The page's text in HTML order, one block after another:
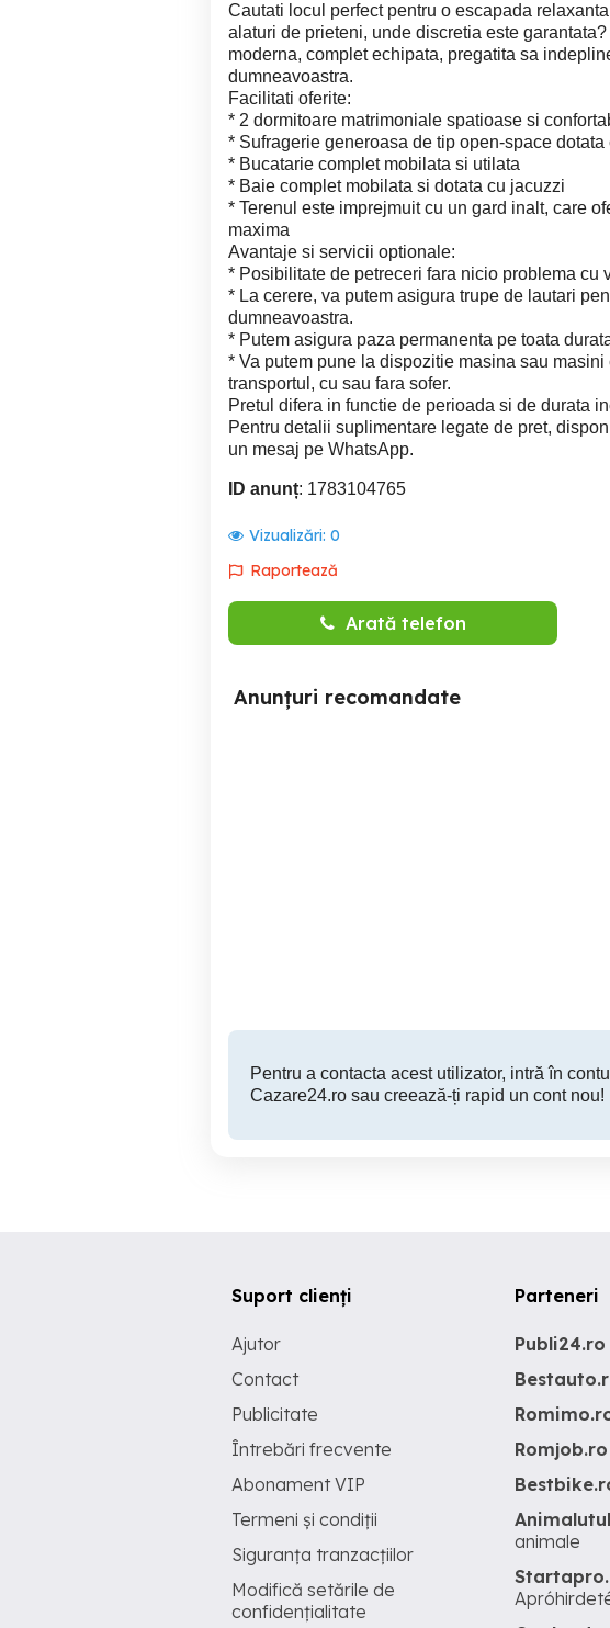
Cautati locul perfect pentru o escapada
alaturi de prieteni, unde discretia este
moderna, complet echipata, pregatita sa
dumneavoastra.
Facilitati oferite:
* 2 dormitoare matrimoniale spatioase si
* Sufragerie generoasa de tip open-space
* Bucatarie complet mobilata si utilata
* Baie complet mobilata si dotata cu jacuzzi
* Terenul este imprejmuit cu un gard inalt, care
maxima
Avantaje si servicii optionale:
* Posibilitate de petreceri fara nicio problema cu
* La cerere, va putem asigura trupe de lautari
dumneavoastra.
* Putem asigura paza permanenta pe toata
* Va putem pune la dispozitie masina sau
transportul, cu sau fara sofer.
Pretul difera in functie de perioada si de durata
Pentru detalii suplimentare legate de pret,
un mesaj pe WhatsApp.
ID anunț: 1783104765
Vizualizări: 0
Raportează
Arată telefon
Anunțuri recomandate
Pentru a contacta acest utilizator, intră în
Cazare24.ro sau creează-ți rapid un cont nou!
Suport clienți
Ajutor
Contact
Publicitate
Întrebări frecvente
Abonament VIP
Termeni și condiții
Siguranța tranzacțiilor
Modifică setările de
confidențialitate
Parteneri
Publi24.ro
Romjob.ro
animale